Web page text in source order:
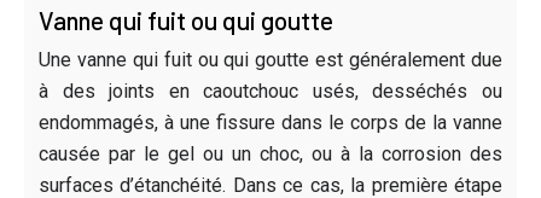
Vanne qui fuit ou qui goutte
Une vanne qui fuit ou qui goutte est généralement due
à des joints en caoutchouc usés, desséchés ou
endommagés, à une fissure dans le corps de la vanne
causée par le gel ou un choc, ou à la corrosion des
surfaces d’étanchéité. Dans ce cas, la première étape